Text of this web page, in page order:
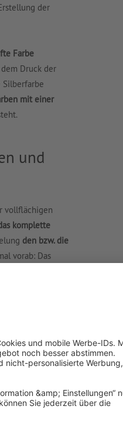
der
Farbe
Druck der
Silberfarbe
mit einer
und
vollflächigen
komplette
den bzw. die
vorab: Das